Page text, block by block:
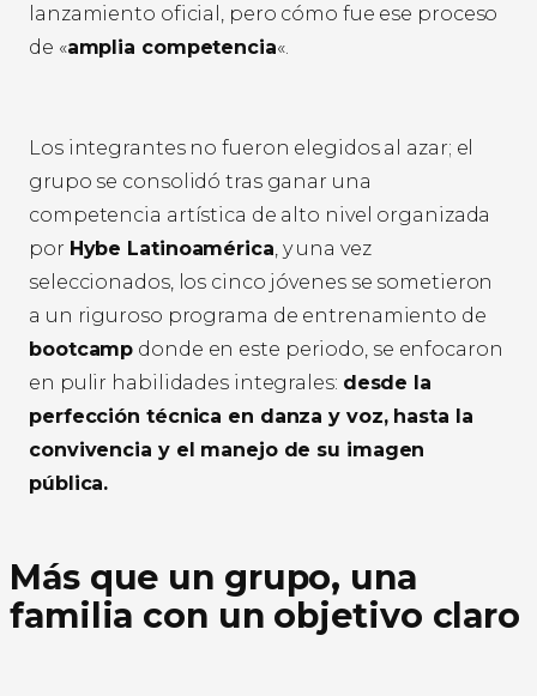
lanzamiento oficial, pero cómo fue ese proceso
de «amplia competencia«.
Los integrantes no fueron elegidos al azar; el
grupo se consolidó tras ganar una
competencia artística de alto nivel organizada
por Hybe Latinoamérica, y una vez
seleccionados, los cinco jóvenes se sometieron
a un riguroso programa de entrenamiento de
bootcamp donde en este periodo, se enfocaron
en pulir habilidades integrales: desde la
perfección técnica en danza y voz, hasta la
convivencia y el manejo de su imagen
pública.
Más que un grupo, una
familia con un objetivo claro